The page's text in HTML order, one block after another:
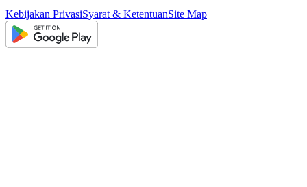
Kebijakan PrivasiSyarat & KetentuanSite Map